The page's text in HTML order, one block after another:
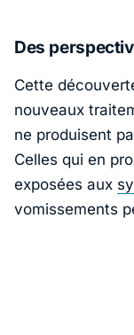
Des
Cette
nouveaux
ne produisent
Celles qui en
exposées aux
vomissements